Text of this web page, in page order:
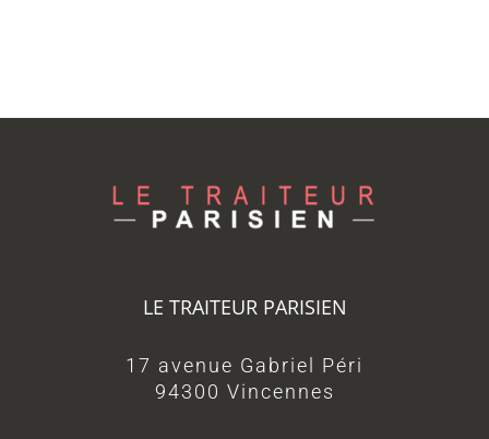
LE TRAITEUR PARISIEN
17 avenue Gabriel Péri
94300 Vincennes